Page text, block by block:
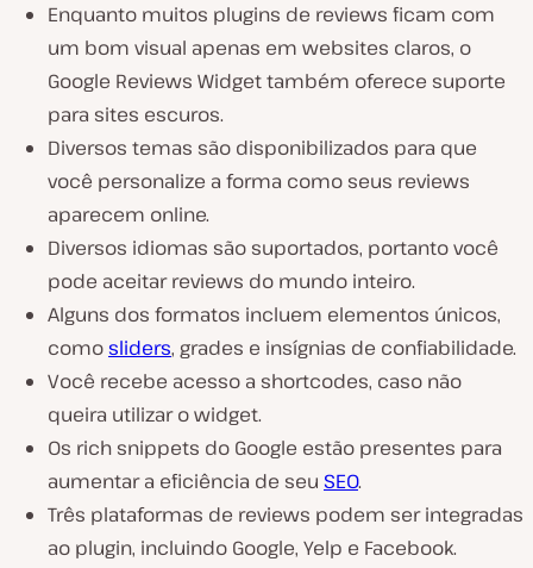
Enquanto muitos plugins de reviews ficam com
um bom visual apenas em websites claros, o
Google Reviews Widget também oferece suporte
para sites escuros.
Diversos temas são disponibilizados para que
você personalize a forma como seus reviews
aparecem online.
Diversos idiomas são suportados, portanto você
pode aceitar reviews do mundo inteiro.
Alguns dos formatos incluem elementos únicos,
comosliders, grades e insígnias de confiabilidade.
Você recebe acesso a shortcodes, caso não
queira utilizar o widget.
Os rich snippets do Google estão presentes para
aumentar a eficiência de seu SEO.
Três plataformas de reviews podem ser integradas
ao plugin, incluindo Google, Yelp e Facebook.